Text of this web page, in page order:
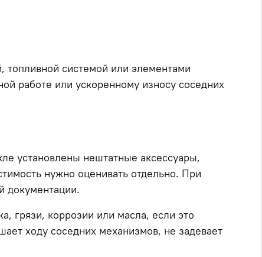
топливной системой или элементами
работе или ускоренному износу соседних
установлены нештатные аксессуары,
нужно оценивать отдельно. При
документации.
грязи, коррозии или масла, если это
ходу соседних механизмов, не задевает